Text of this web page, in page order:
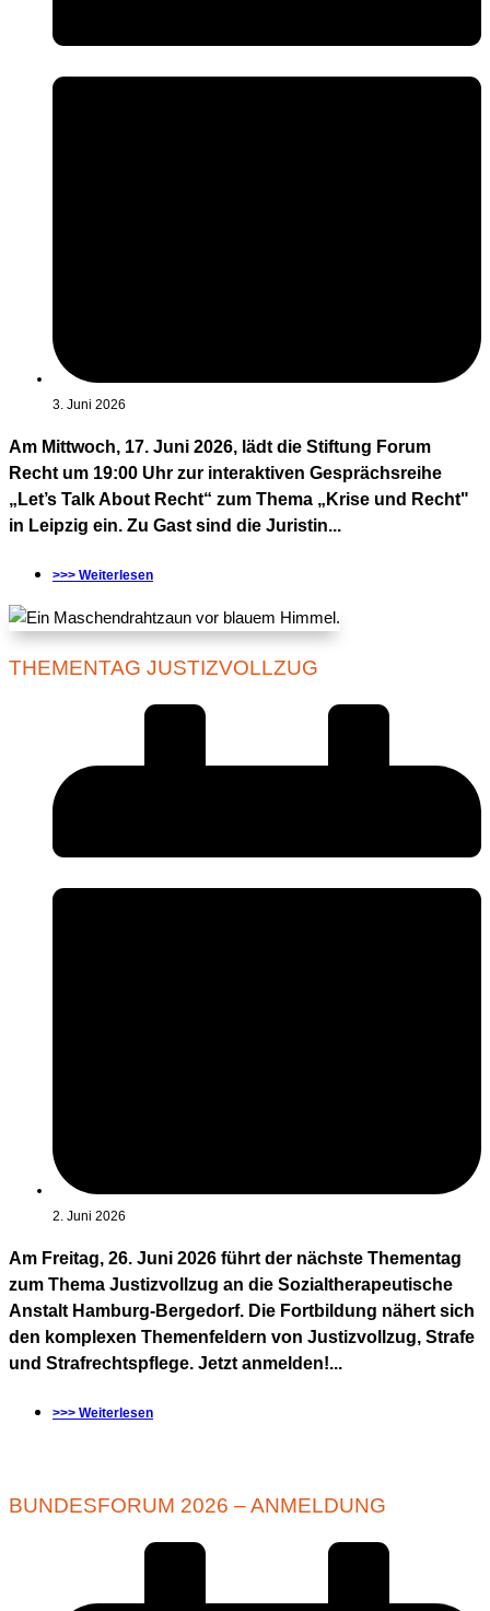
3. Juni 2026
Am Mittwoch, 17. Juni 2026, lädt die Stiftung Forum
Recht um 19:00 Uhr zur interaktiven Gesprächsreihe
„Let’s Talk About Recht“ zum Thema „Krise und Recht"
in Leipzig ein. Zu Gast sind die Juristin...
>>> Weiterlesen
THEMENTAG JUSTIZVOLLZUG
2. Juni 2026
Am Freitag, 26. Juni 2026 führt der nächste Thementag
zum Thema Justizvollzug an die Sozialtherapeutische
Anstalt Hamburg-Bergedorf. Die Fortbildung nähert sich
den komplexen Themenfeldern von Justizvollzug, Strafe
und Strafrechtspflege. Jetzt anmelden!...
>>> Weiterlesen
BUNDESFORUM 2026 – ANMELDUNG